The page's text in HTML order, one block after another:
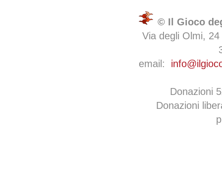
© Il Gioco
Via degli Olmi,
email:
Donazioni
Donazioni